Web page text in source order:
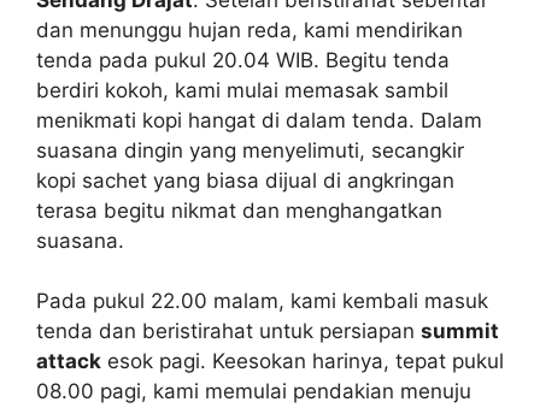
dan menunggu hujan reda, kami mendirikan
tenda pada pukul 20.04 WIB. Begitu tenda
berdiri kokoh, kami mulai memasak sambil
menikmati kopi hangat di dalam tenda. Dalam
suasana dingin yang menyelimuti, secangkir
kopi sachet yang biasa dijual di angkringan
terasa begitu nikmat dan menghangatkan
suasana.
Pada pukul 22.00 malam, kami kembali masuk
tenda dan beristirahat untuk persiapan summit
attack esok pagi. Keesokan harinya, tepat pukul
08.00 pagi, kami memulai pendakian menuju